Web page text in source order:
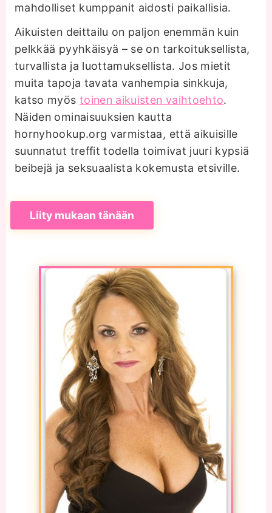
mahdolliset kumppanit aidosti paikallisia.
Aikuisten deittailu on paljon enemmän kuin
pelkkää pyyhkäisyä – se on tarkoituksellista,
turvallista ja luottamuksellista. Jos mietit
muita tapoja tavata vanhempia sinkkuja,
katso myös toinen aikuisten vaihtoehto.
Näiden ominaisuuksien kautta
hornyhookup.org varmistaa, että aikuisille
suunnatut treffit todella toimivat juuri kypsiä
beibejä ja seksuaalista kokemusta etsiville.
Liity mukaan tänään